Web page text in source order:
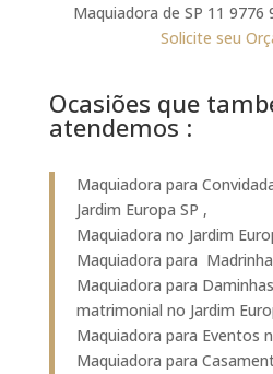
Maquiadora de SP 11 9776
Solicite seu
Ocasiões que
atendemos :
Maquiadora para
Jardim Europa SP ,
Maquiadora no Jardim
Maquiadora para
Maquiadora para
matrimonial no Jardim
Maquiadora para Eventos
Maquiadora para